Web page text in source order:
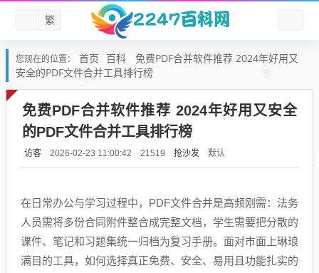
繁
您现在的位置： 首页 百科
免费PDF合并软件推荐 2024年好用又
安全的PDF文件合并工具排行榜
免费PDF合并软件推荐 2024年好用又安全
的PDF文件合并工具排行榜
访客 2026-02-23 11:00:42 21519 抢沙发 默认
在日常办公与学习过程中，PDF文件合并是高频刚需：法务
人员需将多份合同附件整合成完整文档，学生需要把分散的
课件、笔记和习题集统一归档为复习手册。面对市面上琳琅
满目的工具，如何选择真正免费、安全、易用且功能扎实的